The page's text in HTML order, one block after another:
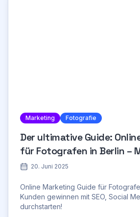
Marketing Fotografie
Der ultimative Guide:
für Fotografen in Berlin –
gewinnen!
20. Juni 2025
Online Marketing Guide für
Kunden gewinnen mit SEO, Social
durchstarten!